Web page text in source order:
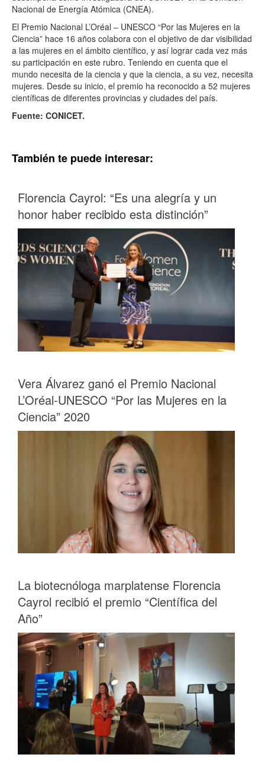
Nacional de Energía Atómica (CNEA).
El Premio Nacional L’Oréal – UNESCO “Por las Mujeres en la
Ciencia” hace 16 años colabora con el objetivo de dar visibilidad
a las mujeres en el ámbito científico, y así lograr cada vez más
su participación en este rubro. Teniendo en cuenta que el
mundo necesita de la ciencia y que la ciencia, a su vez, necesita
mujeres. Desde su inicio, el premio ha reconocido a 52 mujeres
científicas de diferentes provincias y ciudades del país.
Fuente: CONICET.
También te puede interesar:
Florencia Cayrol: “Es una alegría y un
honor haber recibido esta distinción”
Vera Álvarez ganó el Premio Nacional
L’Oréal-UNESCO “Por las Mujeres en la
Ciencia” 2020
La biotecnóloga marplatense Florencia
Cayrol recibió el premio “Científica del
Año”